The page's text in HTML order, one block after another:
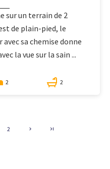
sur un terrain de 2
de plain-pied, le
sa chemise donne
la vue sur la sain ...
2 2
2